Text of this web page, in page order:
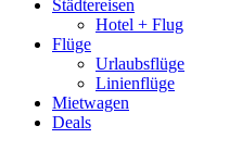
Städtereisen
Hotel + Flug
Flüge
Urlaubsflüge
Linienflüge
Mietwagen
Deals